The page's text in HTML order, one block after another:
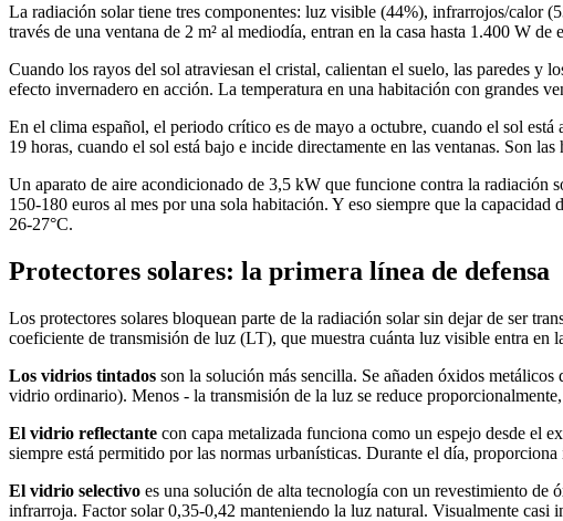
La radiación solar tiene tres componentes: luz visible (44%), infrarrojos/calor
través de una ventana de 2 m² al mediodía, entran en la casa hasta 1.400 W
Cuando los rayos del sol atraviesan el cristal, calientan el suelo, las paredes y
efecto invernadero en acción. La temperatura en una habitación con grandes
En el clima español, el periodo crítico es de mayo a octubre, cuando el sol
19 horas, cuando el sol está bajo e incide directamente en las ventanas. Son
Un aparato de aire acondicionado de 3,5 kW que funcione contra la radiación
150-180 euros al mes por una sola habitación. Y eso siempre que la
26-27°C.
Protectores solares: la primera línea de defensa
Los protectores solares bloquean parte de la radiación solar sin dejar de ser
coeficiente de transmisión de luz (LT), que muestra cuánta luz visible entra en
Los vidrios tintados son la solución más sencilla. Se añaden óxidos
vidrio ordinario). Menos - la transmisión de la luz se reduce
El vidrio reflectante con capa metalizada funciona como un espejo desde el
siempre está permitido por las normas urbanísticas. Durante el día,
El vidrio selectivo es una solución de alta tecnología con un revestimiento
infrarroja. Factor solar 0,35-0,42 manteniendo la luz natural. Visualmente